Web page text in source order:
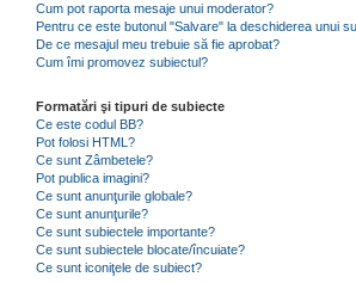
Cum pot raporta mesaje unui moderator?
Pentru ce este butonul "Salvare" la deschiderea unui
De ce mesajul meu trebuie să fie aprobat?
Cum îmi promovez subiectul?
Formatări şi tipuri de subiecte
Ce este codul BB?
Pot folosi HTML?
Ce sunt Zâmbetele?
Pot publica imagini?
Ce sunt anunţurile globale?
Ce sunt anunţurile?
Ce sunt subiectele importante?
Ce sunt subiectele blocate/încuiate?
Ce sunt iconiţele de subiect?